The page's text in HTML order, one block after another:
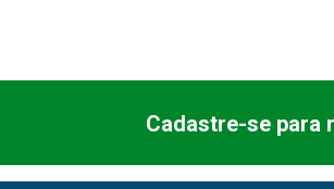
Cadastre-se para